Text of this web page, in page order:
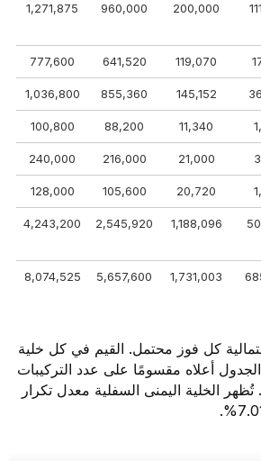
200,000
960,000
1,271,875
119,070
641,520
777,600
145,152
855,360
1,036,800
11,340
88,200
100,800
21,000
216,000
240,000
20,720
105,600
128,000
1,188,096
2,545,920
4,243,200
1,731,003
5,657,600
8,074,525
كل فوز محتمل. القيم في كل خلية
أعلاه مقسومًا على عدد التركيبات
= 102,400,000. تُظهر الخلية اليمنى السفلية معدل تكرار